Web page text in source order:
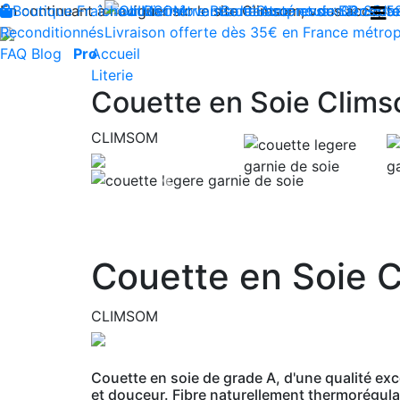
En continuant à naviguer sur le site Climsom, vous
Produits innovants de Santé et de Bien-
Livraison offerte dès 35€ en France
Contactez-nous : 02 85
Boutique Fraîcheur Bien-être Beauté Acupression Dos
Reconditionnés
FAQ Blog ProAccueil
Literie
Couette en Soie
CLIMSOM
Previous
Couette en Soie
CLIMSOM
Couette en soie de grade A, d'une qualité
et douceur. Fibre naturellement